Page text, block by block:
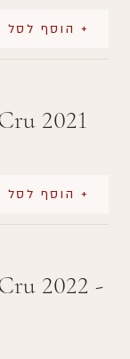
+ הוסף לסל
2021
+ הוסף לסל
2022 -